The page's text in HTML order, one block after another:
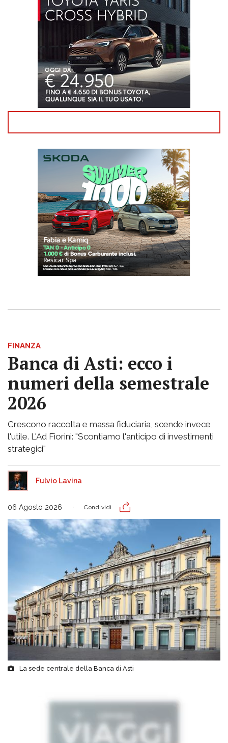
FINANZA
Banca di Asti: ecco i
numeri della semestrale
2026
Crescono raccolta e massa fiduciaria, scende invece
l'utile. L'Ad Fiorini: "Scontiamo l'anticipo di investimenti
strategici"
Fulvio Lavina
06 Agosto 2026 Condividi
La sede centrale della Banca di Asti